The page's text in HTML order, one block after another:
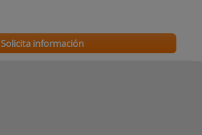
Solicita información